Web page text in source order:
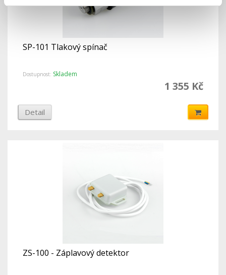
SP-101 Tlakový spínač
Dostupnost: Skladem
1 355 Kč
Detail
ZS-100 - Záplavový detektor